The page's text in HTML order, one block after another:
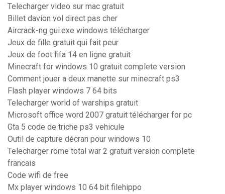
Telecharger video sur mac gratuit
Billet davion vol direct pas cher
Aircrack-ng gui.exe windows télécharger
Jeux de fille gratuit qui fait peur
Jeux de foot fifa 14 en ligne gratuit
Minecraft for windows 10 gratuit complete version
Comment jouer a deux manette sur minecraft ps3
Flash player windows 7 64 bits
Telecharger world of warships gratuit
Microsoft office word 2007 gratuit télécharger for pc
Gta 5 code de triche ps3 vehicule
Outil de capture décran pour windows 10
Telecharger rome total war 2 gratuit version complete
francais
Code wifi de free
Mx player windows 10 64 bit filehippo